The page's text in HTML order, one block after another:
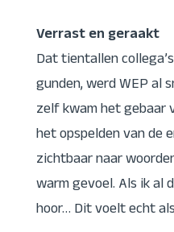
Verrast en geraakt
Dat tientallen
gunden, werd WEP al
zelf kwam het gebaar
het opspelden van de
zichtbaar naar
warm gevoel. Als ik al
hoor… Dit voelt echt